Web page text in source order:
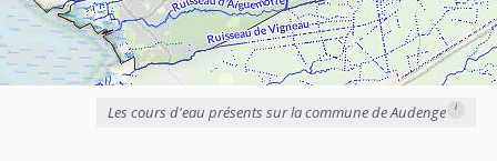
Les cours d'eau présents sur la commune de Audenge i